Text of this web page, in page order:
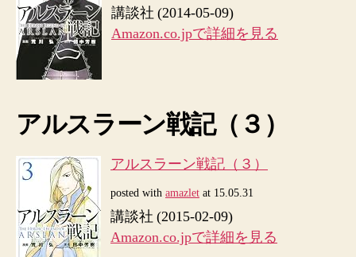
講談社 (2014-05-09)
Amazon.co.jpで詳細を見る
アルスラーン戦記（３）
アルスラーン戦記（３）
posted with amazlet at 15.05.31
講談社 (2015-02-09)
Amazon.co.jpで詳細を見る